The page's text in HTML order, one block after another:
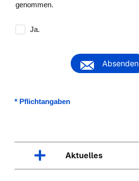
genommen.
Ja.
Absenden
* Pflichtangaben
Aktuelles